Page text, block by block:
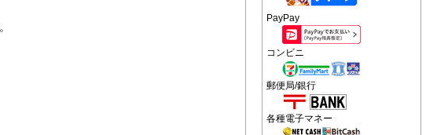
PayPay
コンビニ
郵便局/銀行
各種電子マネー